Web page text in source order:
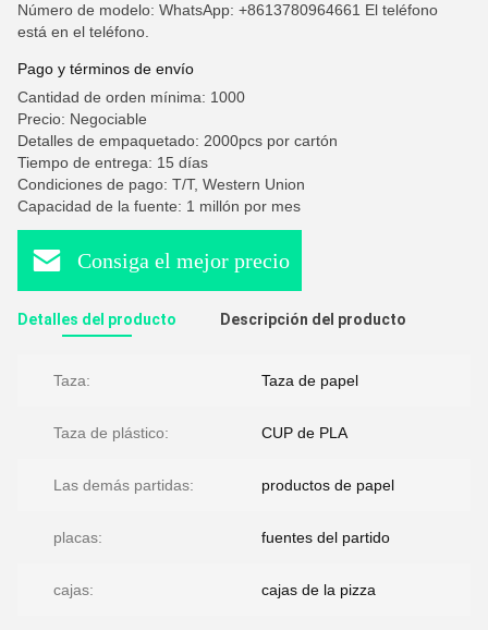
Número de modelo: WhatsApp: +8613780964661 El teléfono
está en el teléfono.
Pago y términos de envío
Cantidad de orden mínima: 1000
Precio: Negociable
Detalles de empaquetado: 2000pcs por cartón
Tiempo de entrega: 15 días
Condiciones de pago: T/T, Western Union
Capacidad de la fuente: 1 millón por mes
Consiga el mejor precio
Detalles del producto Descripción del producto
Taza: Taza de papel
Taza de plástico: CUP de PLA
Las demás partidas: productos de papel
placas: fuentes del partido
cajas: cajas de la pizza